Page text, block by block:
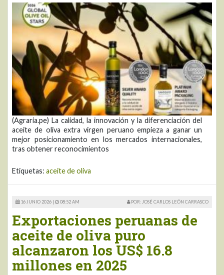
(Agraria.pe) La calidad, la innovación y la diferenciación del
aceite de oliva extra virgen peruano empieza a ganar un
mejor posicionamiento en los mercados internacionales,
tras obtener reconocimientos
Etiquetas: aceite de oliva
16 JUNIO 2026 | 08:52 AM POR: JOSÉ CARLOS LEÓN CARRASCO
Exportaciones peruanas de
aceite de oliva puro
alcanzaron los US$ 16.8
millones en 2025